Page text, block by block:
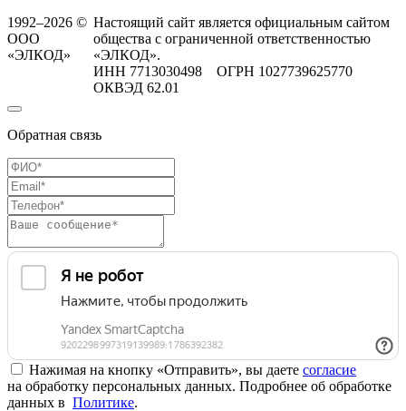
1992–2026 ©
ООО
«ЭЛКОД»
Настоящий сайт является официальным сайтом
общества с ограниченной ответственностью
«ЭЛКОД».
ИНН 7713030498 ОГРН 1027739625770
ОКВЭД 62.01
Обратная связь
Нажимая на кнопку «Отправить», вы даете согласие
на обработку персональных данных. Подробнее об обработке
данных в Политике.